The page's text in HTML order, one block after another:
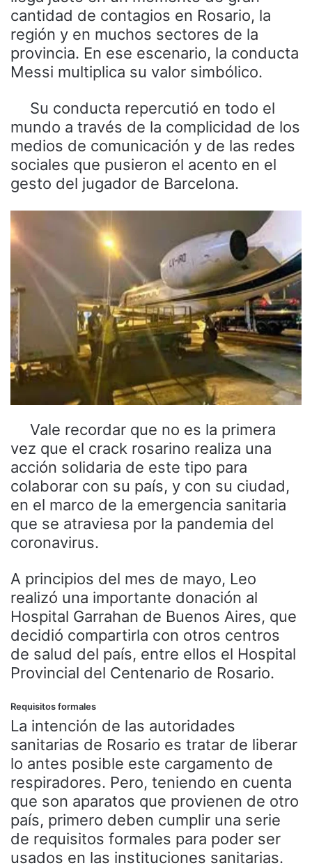
cantidad de contagios en Rosario, la
región y en muchos sectores de la
provincia. En ese escenario, la conducta
Messi multiplica su valor simbólico.
Su conducta repercutió en todo el
mundo a través de la complicidad de los
medios de comunicación y de las redes
sociales que pusieron el acento en el
gesto del jugador de Barcelona.
Vale recordar que no es la primera
vez que el crack rosarino realiza una
acción solidaria de este tipo para
colaborar con su país, y con su ciudad,
en el marco de la emergencia sanitaria
que se atraviesa por la pandemia del
coronavirus.
A principios del mes de mayo, Leo
realizó una importante donación al
Hospital Garrahan de Buenos Aires, que
decidió compartirla con otros centros
de salud del país, entre ellos el Hospital
Provincial del Centenario de Rosario.
Requisitos formales
La intención de las autoridades
sanitarias de Rosario es tratar de liberar
lo antes posible este cargamento de
respiradores. Pero, teniendo en cuenta
que son aparatos que provienen de otro
país, primero deben cumplir una serie
de requisitos formales para poder ser
usados en las instituciones sanitarias.